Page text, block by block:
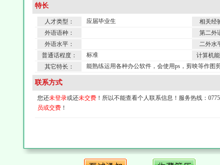
特长
人才类型： 应届毕业生
相关经
外语语种：
第二外
外语水平：
二外水
普通话程度：
标准
计算机
其它特长：
能熟练运用各种办公软件，会使用ps，剪映等作图
联系方式
您还未登录或还未交费 ！所以不能查看个人联系信息！服务热线：
员或交费 ！